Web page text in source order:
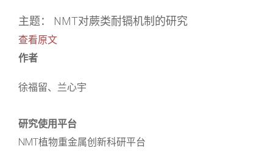
主题： NMT对蕨类耐镉机制的研究
查看原文
作者
徐福留、兰心宇
研究使用平台
NMT植物重金属创新科研平台